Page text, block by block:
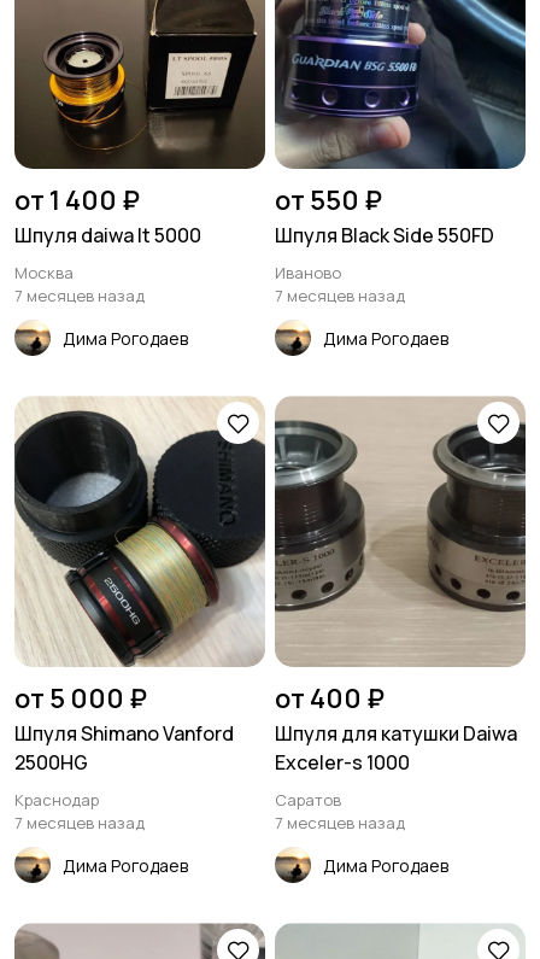
от 1 400 ₽
Шпуля daiwa lt 5000
Москва
7 месяцев назад
Дима Рогодаев
от 550 ₽
Шпуля Black Side 550FD
Иваново
7 месяцев назад
Дима Рогодаев
от 5 000 ₽
Шпуля Shimano Vanford
2500HG
Краснодар
7 месяцев назад
Дима Рогодаев
от 400 ₽
Шпуля для катушки Daiwa
Exceler-s 1000
Саратов
7 месяцев назад
Дима Рогодаев